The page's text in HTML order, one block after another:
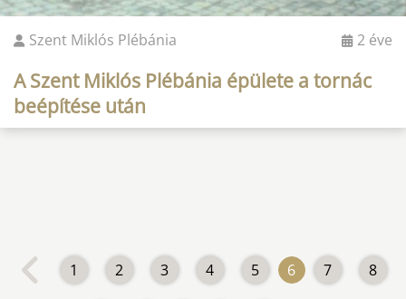
Szent Miklós Plébánia 2 éve
A Szent Miklós Plébánia épülete a tornác
beépítése után
1 2 3 4 5 6 7 8